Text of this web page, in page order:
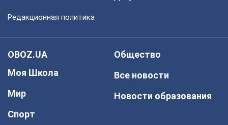
Редакционная политика
OBOZ.UA
Моя Школа
Мир
Спорт
Общество
Все новости
Новости образования